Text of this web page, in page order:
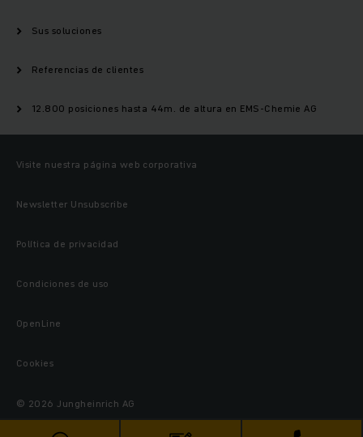
Sus soluciones
Referencias de clientes
12.800 posiciones hasta 44m. de altura en EMS-Chemie AG
Visite nuestra página web corporativa
Newsletter Unsubscribe
Política de privacidad
Condiciones de uso
OpenLine
Cookies
© 2026 Jungheinrich AG